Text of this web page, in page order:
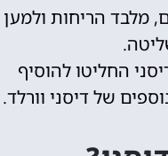
מלבד הריחות ולמען
החליטו להוסיף
של דיסני וורלד.